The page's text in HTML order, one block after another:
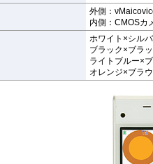
外側：
内側：CMOSカ
ホワイト×シル
ブラック×ブラ
ライトブルー×
オレンジ×ブラ